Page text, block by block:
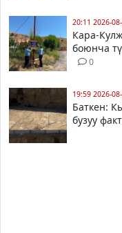
20:11 2026-
Кара-
боюнча
0
19:59 2026-
Баткен:
бузуу